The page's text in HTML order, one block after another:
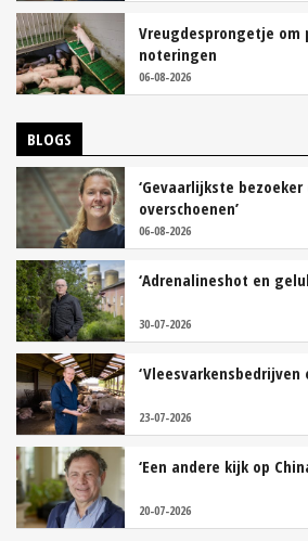
Vreugdesprongetje
noteringen
06-08-2026
BLOGS
‘Gevaarlijkste
overschoenen’
06-08-2026
‘Adrenalineshot en
30-07-2026
23-07-2026
‘Een andere kijk op
20-07-2026